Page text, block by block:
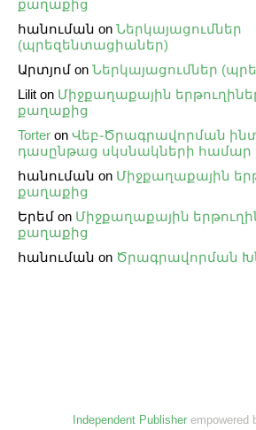
քաղաքից
հանուման on Ներկայացումներ
(պրեզենտացիաներ)
Արտյոմ on Ներկայացումներ
Lilit on Միջքաղաքային
քաղաքից
Torter on Վեբ֊Ծրագրավորման
դասընթաց սկսնակների համար
հանուման on Միջքաղաքային
քաղաքից
Երեմ on Միջքաղաքային
քաղաքից
հանուման on Ծրագրավորման
Independent Publisherempowered